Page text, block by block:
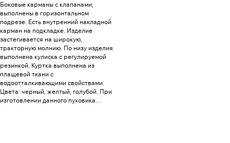
Боковые карманы с клапанами,
выполнены в горизонтальном
подрезе. Есть внутренний накладной
карман на подкладке. Изделие
застегивается на широкую,
тракторную молнию. По низу изделия
выполнена кулиска с регулируемой
резинкой. Куртка выполнена из
плащевой ткани с
водоотталкивающими свойствами.
Цвета: черный, желтый, голубой. При
изготовлении данного пуховика